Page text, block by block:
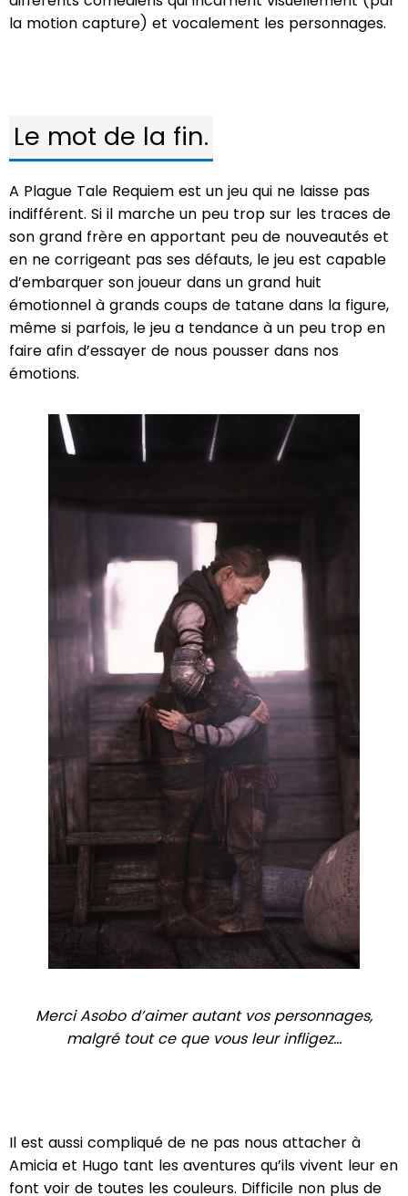
la motion capture) et vocalement les personnages.
Le mot de la fin.
A Plague Tale Requiem est un jeu qui ne laisse pas
indifférent. Si il marche un peu trop sur les traces de
son grand frère en apportant peu de nouveautés et
en ne corrigeant pas ses défauts, le jeu est capable
d’embarquer son joueur dans un grand huit
émotionnel à grands coups de tatane dans la figure,
même si parfois, le jeu a tendance à un peu trop en
faire afin d’essayer de nous pousser dans nos
émotions.
Merci Asobo d’aimer autant vos personnages,
malgré tout ce que vous leur infligez…
Il est aussi compliqué de ne pas nous attacher à
Amicia et Hugo tant les aventures qu’ils vivent leur en
font voir de toutes les couleurs. Difficile non plus de